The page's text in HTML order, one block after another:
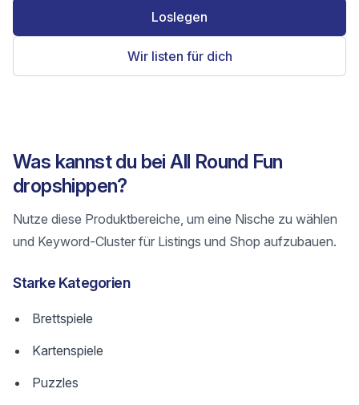
Loslegen
Wir listen für dich
Was kannst du bei All Round Fun
dropshippen?
Nutze diese Produktbereiche, um eine Nische zu wählen
und Keyword-Cluster für Listings und Shop aufzubauen.
Starke Kategorien
Brettspiele
Kartenspiele
Puzzles